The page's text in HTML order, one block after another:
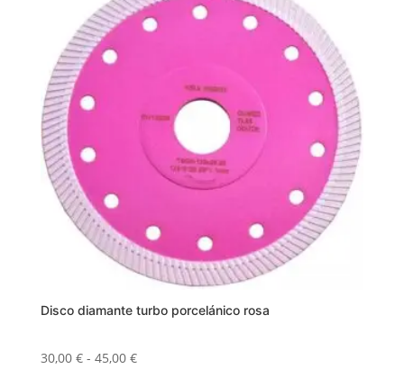
Disco diamante turbo porcelánico rosa
30,00 € - 45,00 €Rango